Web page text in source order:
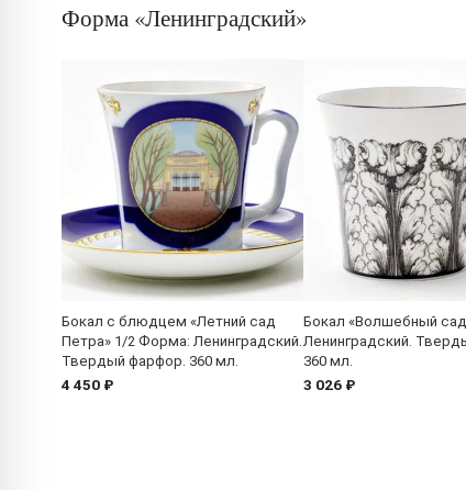
Форма «Ленинградский»
Бокал с блюдцем «Летний сад
Петра» 1/2 Форма: Ленинградский.
Твердый фарфор. 360 мл.
4 450 ₽
Бокал «Волшебный
Ленинградский.
360 мл.
3 026 ₽